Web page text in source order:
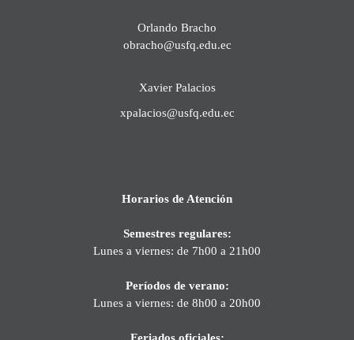
Orlando Bracho
obracho@usfq.edu.ec
Xavier Palacios
xpalacios@usfq.edu.ec
Horarios de Atención
Semestres regulares:
Lunes a viernes: de 7h00 a 21h00
Períodos de verano:
Lunes a viernes: de 8h00 a 20h00
Feriados oficiales: